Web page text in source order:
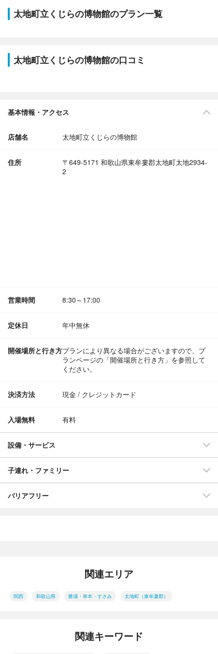
太地町立くじらの博物館のプラン一覧
太地町立くじらの博物館の口コミ
基本情報・アクセス
店舗名 太地町立くじらの博物館
住所
〒649-5171 和歌山県東牟婁郡太地町太地2934-
2
営業時間 8:30～17:00
定休日 年中無休
開催場所と行き方プランにより異なる場合がございますので、プ
ランページの「開催場所と行き方」を参照して
ください。
決済方法 現金 / クレジットカード
入場無料 有料
設備・サービス
子連れ・ファミリー
バリアフリー
関連エリア
関西 和歌山県 勝浦・串本・すさみ 太地町（東牟婁郡）
関連キーワード